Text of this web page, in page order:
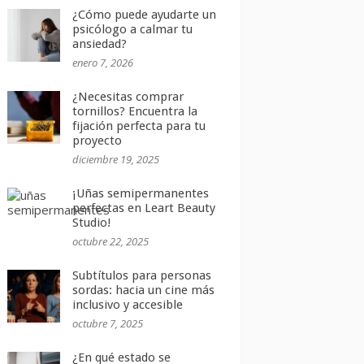
¿Cómo puede ayudarte un
psicólogo a calmar tu
ansiedad?
enero 7, 2026
¿Necesitas comprar
tornillos? Encuentra la
fijación perfecta para tu
proyecto
diciembre 19, 2025
¡Uñas semipermanentes
perfectas en Leart Beauty
Studio!
octubre 22, 2025
Subtítulos para personas
sordas: hacia un cine más
inclusivo y accesible
octubre 7, 2025
¿En qué estado se